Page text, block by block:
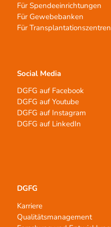
Für Spendeeinrichtungen
Für Gewebebanken
Für Transplantationszentren
Social Media
DGFG auf Facebook
DGFG auf Youtube
DGFG auf Instagram
DGFG auf LinkedIn
DGFG
Karriere
Qualitätsmanagement